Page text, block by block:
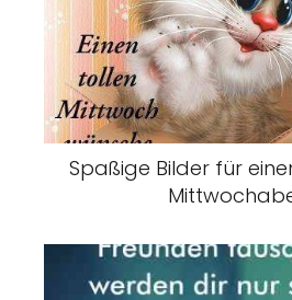
Spaßige Bilder für